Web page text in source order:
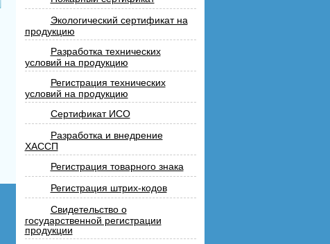
Экологический сертификат на
продукцию
Разработка технических
условий на продукцию
Регистрация технических
условий на продукцию
Сертификат ИСО
Разработка и внедрение
ХАССП
Регистрация товарного знака
Регистрация штрих-кодов
Свидетельство о
государственной регистрации
продукции